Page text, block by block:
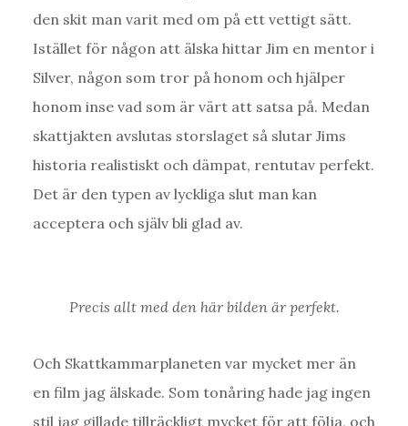
den skit man varit med om på ett vettigt sätt.
Istället för någon att älska hittar Jim en mentor i
Silver, någon som tror på honom och hjälper
honom inse vad som är värt att satsa på. Medan
skattjakten avslutas storslaget så slutar Jims
historia realistiskt och dämpat, rentutav perfekt.
Det är den typen av lyckliga slut man kan
acceptera och själv bli glad av.
Precis allt med den här bilden är perfekt.
Och Skattkammarplaneten var mycket mer än
en film jag älskade. Som tonåring hade jag ingen
stil jag gillade tillräckligt mycket för att följa, och